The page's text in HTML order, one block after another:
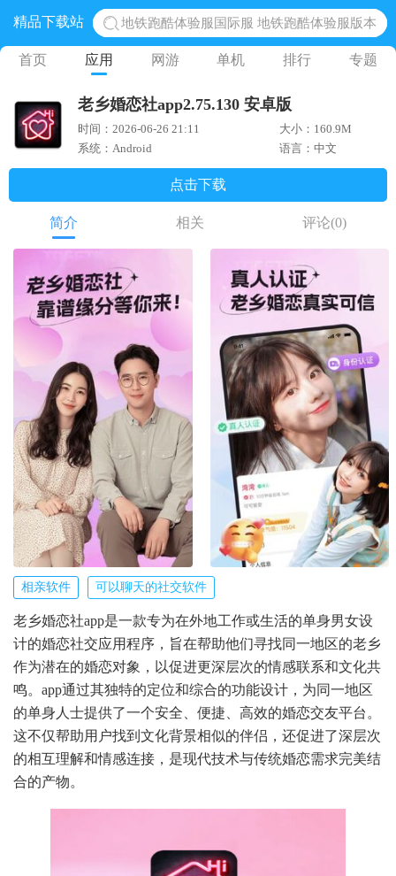
精品下载站
地铁跑酷体验服国际服 地铁跑酷体验服版本
网易光遇手游正版 点亮星空共庆周年
蛋仔派对下载 蛋仔派对体验服
奥特曼王者传奇 正版奥特曼游戏
首页 应用 网游 单机 排行 专题
老乡婚恋社app2.75.130 安卓版
时间：2026-06-26 21:11
大小：160.9M
系统：Android
语言：中文
点击下载
简介 相关 评论(0)
相亲软件 可以聊天的社交软件
老乡婚恋社app是一款专为在外地工作或生活的单身男女设
计的婚恋社交应用程序，旨在帮助他们寻找同一地区的老乡
作为潜在的婚恋对象，以促进更深层次的情感联系和文化共
鸣。app通过其独特的定位和综合的功能设计，为同一地区
的单身人士提供了一个安全、便捷、高效的婚恋交友平台。
这不仅帮助用户找到文化背景相似的伴侣，还促进了深层次
的相互理解和情感连接，是现代技术与传统婚恋需求完美结
合的产物。